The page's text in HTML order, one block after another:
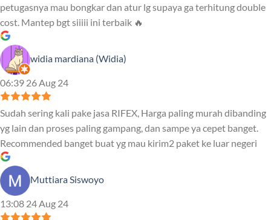
petugasnya mau bongkar dan atur lg supaya ga terhitung double
cost. Mantep bgt siiiii ini terbaik 🔥
widia mardiana (Widia)
06:39 26 Aug 24
Sudah sering kali pake jasa RIFEX, Harga paling murah dibanding
yg lain dan proses paling gampang, dan sampe ya cepet banget.
Recommended banget buat yg mau kirim2 paket ke luar negeri
Muttiara Siswoyo
13:08 24 Aug 24